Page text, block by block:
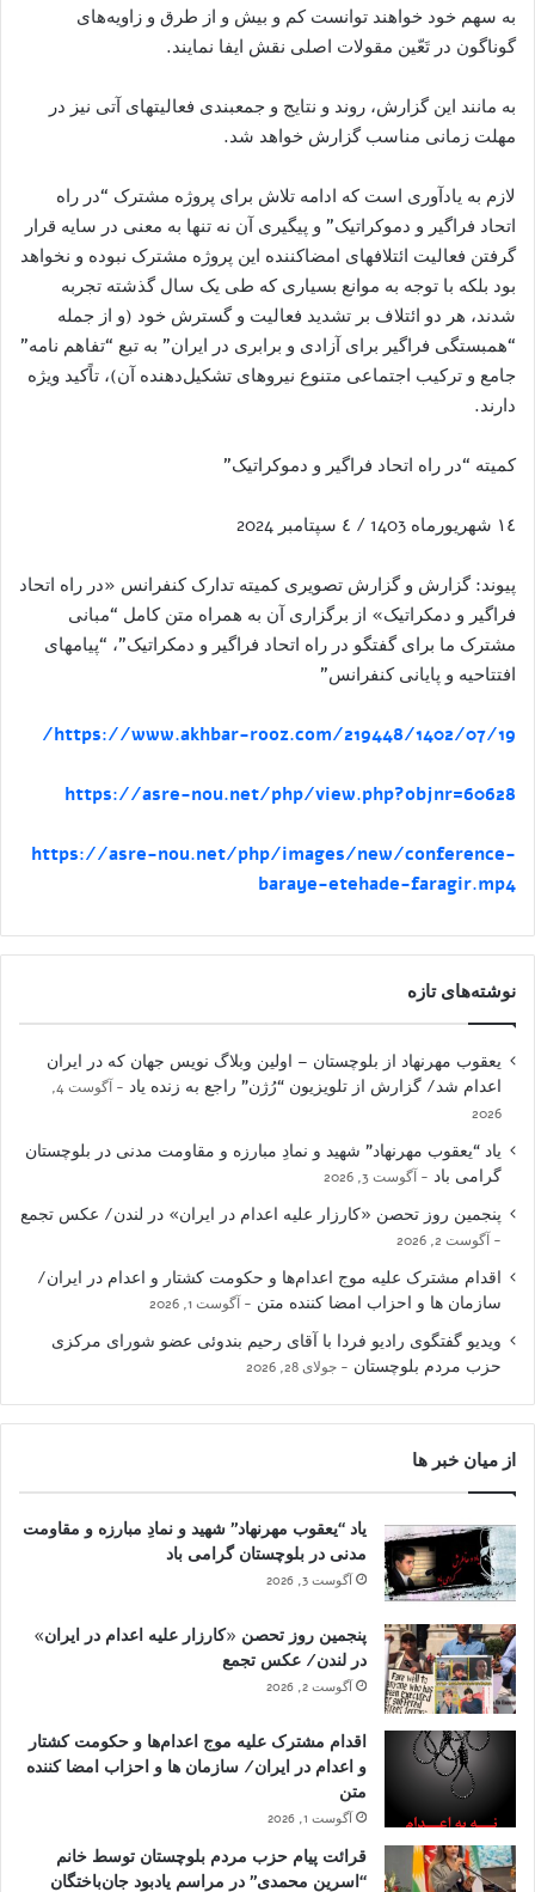
به سهم خود خواهند توانست کم و بيش و از طرق و زاويه‌های
گوناگون در تَعّين مقولات اصلی نقش ايفا نمايند.
به مانند اين گزارش، روند و نتايج و جمعبندی فعاليتهای آتی نيز در
مهلت زمانی مناسب گزارش خواهد شد.
لازم به يادآوری است که ادامه تلاش برای پروژه مشترک “در راه
اتحاد فراگير و دموکراتيک” و پيگيری آن نه تنها به معنی در سايه قرار
گرفتن فعاليت ائتلافهای امضا‌کننده اين پروژه مشترک نبوده و نخواهد
بود بلکه با توجه به موانع بسياری که طی يک سال گذشته تجربه
شدند، هر دو ائتلاف بر تشديد فعاليت و گسترش خود (و از جمله
“همبستگی فراگير برای آزادی و برابری در ايران” به تبع “تفاهم نامه”
جامع و ترکيب اجتماعی متنوع نيروهای تشکيل‌دهنده آن)، تاًکيد ويژه
دارند.
کميته “در راه اتحاد فراگير و دموکراتيک”
١٤ شهريورماه 1403 / ٤ سپتامبر 2024
پيوند‌: گزارش و گزارش تصويری کمیته تدارک کنفرانس «در راه اتحاد
فراگیر و دمکراتیک» از برگزاری آن به همراه متن کامل “مبانی
مشترک ما برای گفتگو در راه اتحاد فراگیر و دمکراتیک”، “پيامهای
افتتاحيه و پايانی کنفرانس”
https://www.akhbar-rooz.com/219448/1402/07/19/
https://asre-nou.net/php/view.php?objnr=60628
https://asre-nou.net/php/images/new/conference-
baraye-etehade-faragir.mp4
نوشته‌های تازه
یعقوب مهرنهاد از بلوچستان – اولین وبلاگ نویس جهان که در ایران
اعدام شد/ گزارش از تلویزیون “رُژن” راجع به زنده یاد
آگوست 4,
2026
یاد “یعقوب مهرنهاد” شهید و نمادِ مبارزه و مقاومت مدنی در بلوچستان
گرامی باد
آگوست 3, 2026
پنجمین روز تحصن «کارزار علیه اعدام در ایران» در لندن/ عکس تجمع
آگوست 2, 2026
اقدام مشترک علیه موج اعدام‌ها و حکومت کشتار و اعدام در ایران/
سازمان ها و احزاب امضا کننده متن
آگوست 1, 2026
ویدیو گفتگوی رادیو فردا با آقای رحیم بندوئی عضو شورای مرکزی
حزب مردم بلوچستان
جولای 28, 2026
از میان خبر ها
یاد “یعقوب مهرنهاد” شهید و نمادِ مبارزه و مقاومت
مدنی در بلوچستان گرامی باد
آگوست 3, 2026
پنجمین روز تحصن «کارزار علیه اعدام در ایران»
در لندن/ عکس تجمع
آگوست 2, 2026
اقدام مشترک علیه موج اعدام‌ها و حکومت کشتار
و اعدام در ایران/ سازمان ها و احزاب امضا کننده
متن
آگوست 1, 2026
قرائت پیام حزب مردم بلوچستان توسط خانم
“اسرین محمدی” در مراسم یادبود جان‌باختگان